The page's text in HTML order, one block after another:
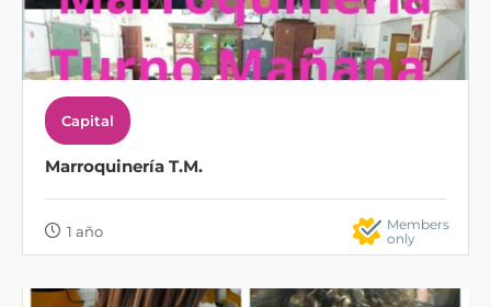
Capital
Marroquinería T.M.
1 año
Members
only